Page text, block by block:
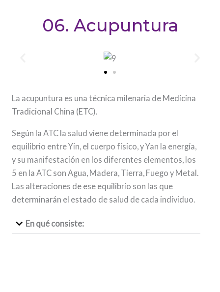
06. Acupuntura
La acupuntura es una técnica milenaria de Medicina
Tradicional China (ETC).
Según la ATC la salud viene determinada por el
equilibrio entre Yin, el cuerpo físico, y Yan la energía,
y su manifestación en los diferentes elementos, los
5 en la ATC son Agua, Madera, Tierra, Fuego y Metal.
Las alteraciones de ese equilibrio son las que
determinarán el estado de salud de cada individuo.
En qué consiste: